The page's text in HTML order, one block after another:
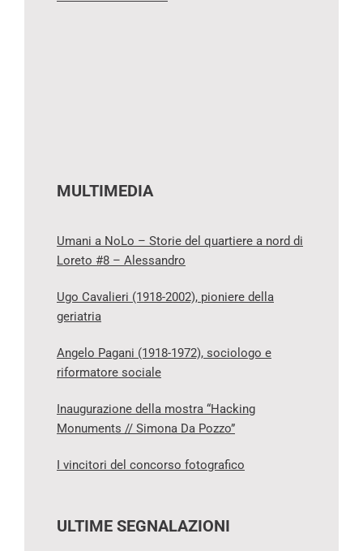
MULTIMEDIA
Umani a NoLo – Storie del quartiere a nord di
Loreto #8 – Alessandro
Ugo Cavalieri (1918-2002), pioniere della
geriatria
Angelo Pagani (1918-1972), sociologo e
riformatore sociale
Inaugurazione della mostra “Hacking
Monuments // Simona Da Pozzo”
I vincitori del concorso fotografico
ULTIME SEGNALAZIONI